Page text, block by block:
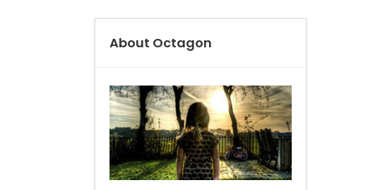
About Octagon